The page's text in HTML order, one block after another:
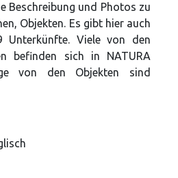
Beschreibung und Photos zu
Objekten. Es gibt hier auch
Unterkünfte. Viele von den
befinden sich in NATURA
von den Objekten sind